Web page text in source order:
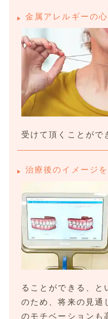
金属アレルギーの
受けて頂くことがで
治療後のイメージ
ることができる、と
のため、将来の見通
のモチベーションも